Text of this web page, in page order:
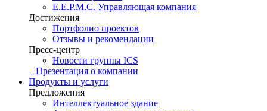
E.E.P.M.C. Управляющая компания
Достижения
Портфолио проектов
Отзывы и рекомендации
Пресс-центр
Новости группы ICS
Презентация о компании
Продукты и услуги
Предложения
Интеллектуальное здание